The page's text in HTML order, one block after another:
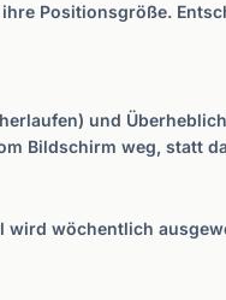
Positionsgröße.
und
Bildschirm weg, statt
wird wöchentlich